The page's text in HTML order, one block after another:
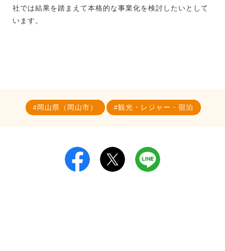
社では結果を踏まえて本格的な事業化を検討したいとして
います。
岡山県（岡山市） 観光・レジャー・宿泊